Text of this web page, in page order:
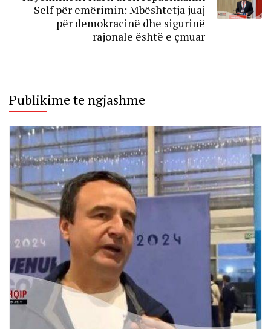
Self për emërimin: Mbështetja juaj
për demokracinë dhe sigurinë
rajonale është e çmuar
Publikime te ngjashme